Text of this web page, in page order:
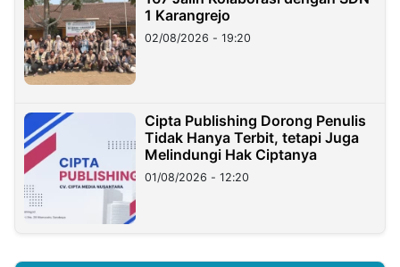
1 Karangrejo
02/08/2026 - 19:20
Cipta Publishing Dorong Penulis
Tidak Hanya Terbit, tetapi Juga
Melindungi Hak Ciptanya
01/08/2026 - 12:20